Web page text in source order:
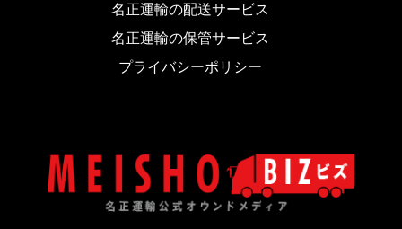
名正運輸の配送サービス
名正運輸の保管サービス
プライバシーポリシー